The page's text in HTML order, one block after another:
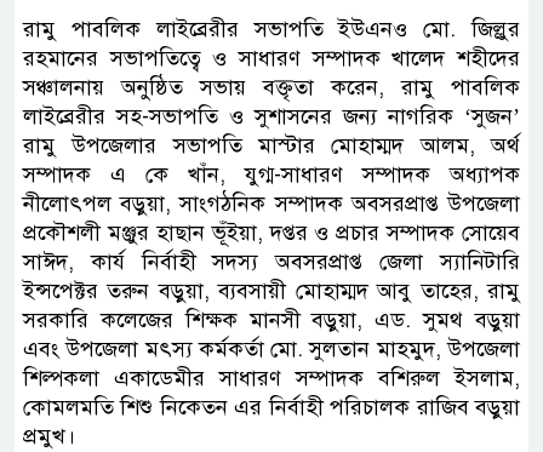
রামু পাবলিক লাইব্রেরীর সভাপতি ইউএনও মো. জিল্লুর
রহমানের সভাপতিত্বে ও সাধারণ সম্পাদক খালেদ শহীদের
সঞ্চালনায় অনুষ্ঠিত সভায় বক্তৃতা করেন, রামু পাবলিক
লাইব্রেরীর সহ-সভাপতি ও সুশাসনের জন্য নাগরিক ‘সুজন’
রামু উপজেলার সভাপতি মাস্টার মোহাম্মদ আলম, অর্থ
সম্পাদক এ কে খাঁন, যুগ্ম-সাধারণ সম্পাদক অধ্যাপক
নীলোৎপল বড়ুয়া, সাংগঠনিক সম্পাদক অবসরপ্রাপ্ত উপজেলা
প্রকৌশলী মঞ্জুর হাছান ভূঁইয়া, দপ্তর ও প্রচার সম্পাদক সোয়েব
সাঈদ, কার্য নির্বাহী সদস্য অবসরপ্রাপ্ত জেলা স্যানিটারি
ইন্সপেক্টর তরুন বড়ুয়া, ব্যবসায়ী মোহাম্মদ আবু তাহের, রামু
সরকারি কলেজের শিক্ষক মানসী বড়ুয়া, এড. সুমথ বড়ুয়া
এবং উপজেলা মৎস্য কর্মকর্তা মো. সুলতান মাহমুদ, উপজেলা
শিল্পকলা একাডেমীর সাধারণ সম্পাদক বশিরুল ইসলাম,
কোমলমতি শিশু নিকেতন এর নির্বাহী পরিচালক রাজিব বড়ুয়া
প্রমুখ।